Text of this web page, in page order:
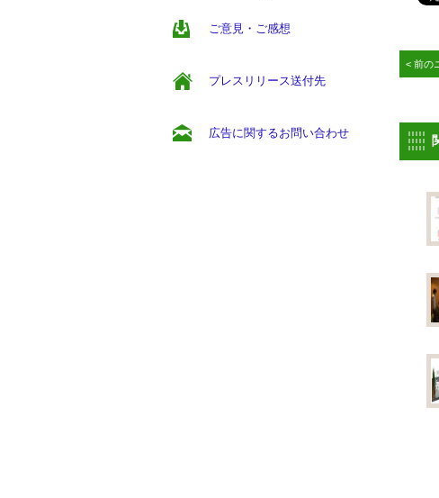
ご意見・ご感想
プレスリリース送付先
広告に関するお問い合わせ
< 前の